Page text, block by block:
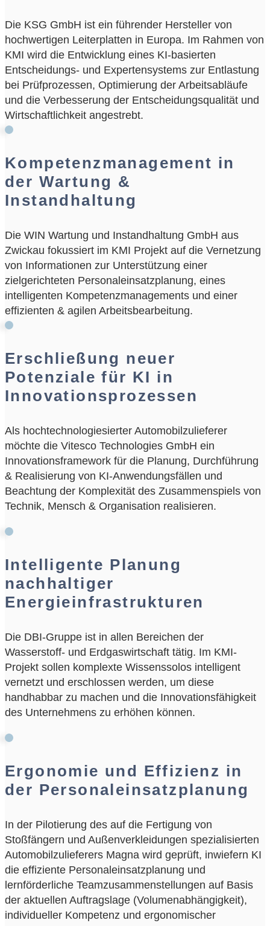
Die KSG GmbH ist ein führender Hersteller von
hochwertigen Leiterplatten in Europa. Im Rahmen von
KMI wird die Entwicklung eines KI-basierten
Entscheidungs- und Expertensystems zur Entlastung
bei Prüfprozessen, Optimierung der Arbeitsabläufe
und die Verbesserung der Entscheidungsqualität und
Wirtschaftlichkeit angestrebt.
Kompetenzmanagement in
der Wartung &
Instandhaltung
Die WIN Wartung und Instandhaltung GmbH aus
Zwickau fokussiert im KMI Projekt auf die Vernetzung
von Informationen zur Unterstützung einer
zielgerichteten Personaleinsatzplanung, eines
intelligenten Kompetenzmanagements und einer
effizienten & agilen Arbeitsbearbeitung.
Erschließung neuer
Potenziale für KI in
Innovationsprozessen
Als hochtechnologiesierter Automobilzulieferer
möchte die Vitesco Technologies GmbH ein
Innovationsframework für die Planung, Durchführung
& Realisierung von KI-Anwendungsfällen und
Beachtung der Komplexität des Zusammenspiels von
Technik, Mensch & Organisation realisieren.
Intelligente Planung
nachhaltiger
Energieinfrastrukturen
Die DBI-Gruppe ist in allen Bereichen der
Wasserstoff- und Erdgaswirtschaft tätig. Im KMI-
Projekt sollen komplexte Wissenssolos intelligent
vernetzt und erschlossen werden, um diese
handhabbar zu machen und die Innovationsfähigkeit
des Unternehmens zu erhöhen können.
Ergonomie und Effizienz in
der Personaleinsatzplanung
In der Pilotierung des auf die Fertigung von
Stoßfängern und Außenverkleidungen spezialisierten
Automobilzulieferers Magna wird geprüft, inwiefern KI
die effiziente Personaleinsatzplanung und
lernförderliche Teamzusammenstellungen auf Basis
der aktuellen Auftragslage (Volumenabhängigkeit),
individueller Kompetenz und ergonomischer